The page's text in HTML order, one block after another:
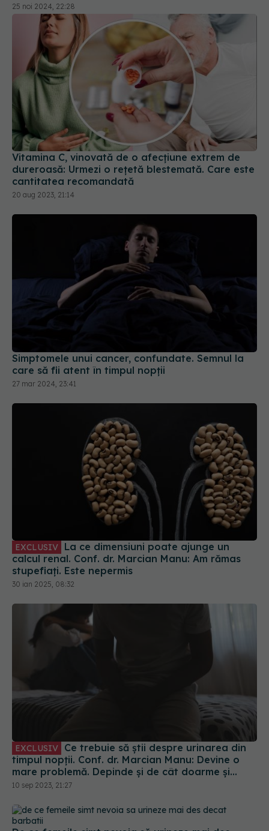
25 noi 2024, 22:28
Vitamina C, vinovată de o afecțiune extrem de
dureroasă: Urmezi o rețetă blestemată. Care este
cantitatea recomandată
20 aug 2023, 21:14
Simptomele unui cancer, confundate. Semnul la
care să fii atent în timpul nopții
27 mar 2024, 23:41
EXCLUSIV
calcul renal. Conf. dr. Marcian Manu: Am rămas
stupefiați. Este nepermis
30 ian 2025, 08:32
EXCLUSIV
timpul nopții. Conf. dr. Marcian Manu: Devine o
mare problemă. Depinde și de cât doarme și
când doarme omul
10 sep 2023, 21:27